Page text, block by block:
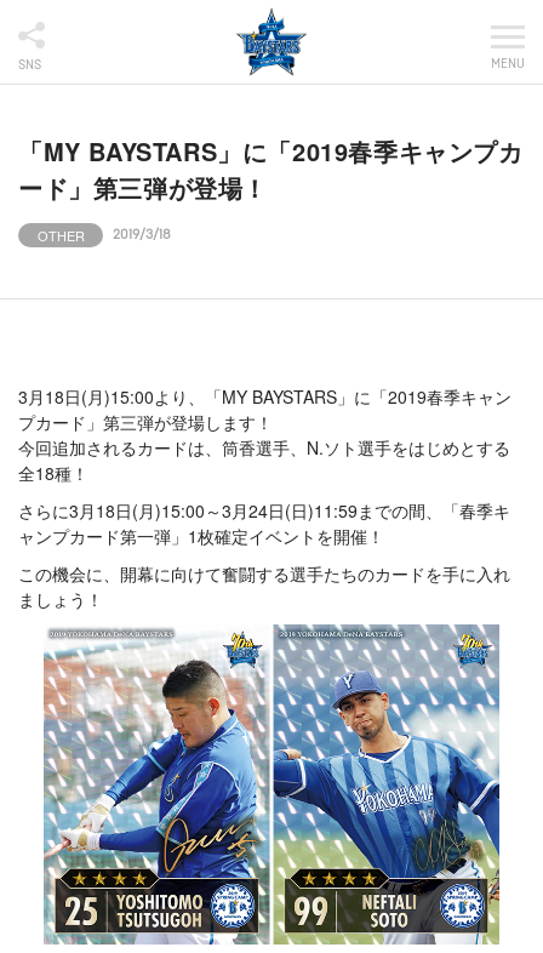
SNS MENU
「MY BAYSTARS」に「2019春季キャンプカ
ード」第三弾が登場！
OTHER 2019/3/18
3月18日(月)15:00より、「MY BAYSTARS」に「2019春季キャン
プカード」第三弾が登場します！
今回追加されるカードは、筒香選手、N.ソト選手をはじめとする
全18種！
さらに3月18日(月)15:00～3月24日(日)11:59までの間、「春季キ
ャンプカード第一弾」1枚確定イベントを開催！
この機会に、開幕に向けて奮闘する選手たちのカードを手に入れ
ましょう！